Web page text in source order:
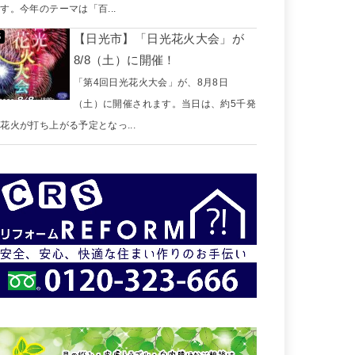
。今年のテーマは「百...
【日光市】「日光花火大会」が
8/8（土）に開催！
「第4回日光花火大会」が、8月8日
（土）に開催されます。当日は、約5千発
火が打ち上がる予定となっ...